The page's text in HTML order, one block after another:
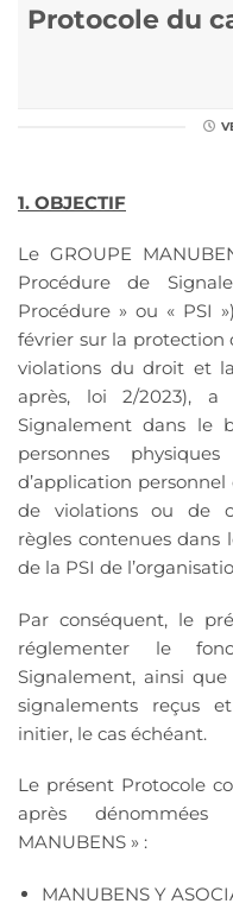
Protocole du
1. OBJECTIF
Le GROUPE
Procédure de
Procédure » ou « PSI
février sur la protection
violations du droit et
après, loi 2/2023),
Signalement dans le
personnes
d’application
de violations ou de
règles contenues dans
de la PSI de
Par conséquent, le
réglementer le
Signalement, ainsi
signalements reçus
initier, le cas échéant.
Le présent Protocole
après dénommées
MANUBENS » :
MANUBENS Y